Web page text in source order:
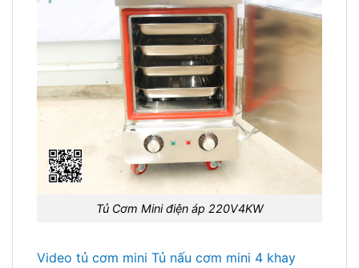
Tủ Cơm Mini điện áp 220V4KW
Video tủ cơm mini Tủ nấu cơm mini 4 khay